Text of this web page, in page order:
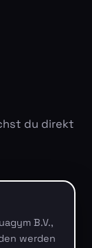
du direkt
B.V.,
werden